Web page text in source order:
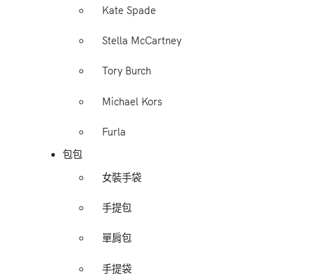
Kate Spade
Stella McCartney
Tory Burch
Michael Kors
Furla
包包
女裝手袋
手提包
單肩包
手提袋